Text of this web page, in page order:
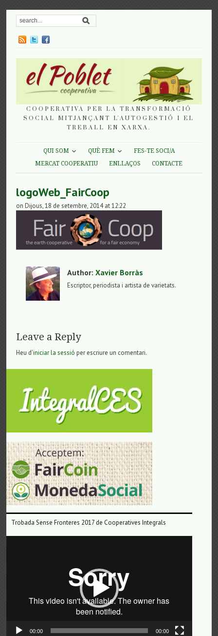
COOPERATIVA PER LA TRANSFORMACIÓ
SOCIAL MITJANÇANT L'AUTOGESTIÓ I EL
TREBALL EN XARXA.
QUI SOM QUÈ FEM
FES-TE SOCI/A
MERCAT COOPERATIU
ENLLAÇOS CONTACTE
logoWeb_FairCoop
on Dijous, 18 de setembre, 2014 at 12:22
Author:Xavier Borràs
Escriptor, periodista i artista de varietats.
Leave a Reply
Heu d'iniciar la sessió per escriure un comentari.
Trobada Sense Fronteres 2017 de Cooperatives Integrals
00:00 00:00